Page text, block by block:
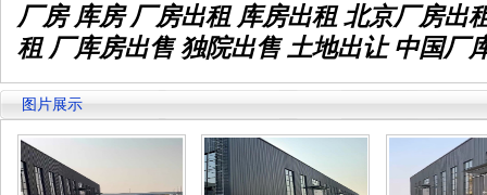
厂房 库房 厂房出租 库房出租 北京厂房出
租 厂库房出售 独院出售 土地出让 中国厂
图片展示